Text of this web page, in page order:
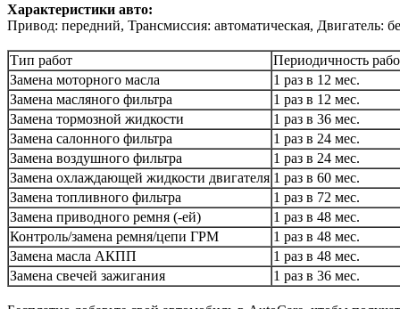
Характеристики авто:
Привод: передний, Трансмиссия: автоматическая, Двигатель:
Тип работ
Периодичность
Замена моторного масла
1 раз в 12 мес.
Замена масляного фильтра
1 раз в 12 мес.
Замена тормозной жидкости
1 раз в 36 мес.
Замена салонного фильтра
1 раз в 24 мес.
Замена воздушного фильтра
1 раз в 24 мес.
Замена охлаждающей жидкости двигателя 1 раз в 60 мес.
Замена топливного фильтра
1 раз в 72 мес.
Замена приводного ремня (-ей)
1 раз в 48 мес.
Контроль/замена ремня/цепи ГРМ
1 раз в 48 мес.
Замена масла АКПП
1 раз в 48 мес.
Замена свечей зажигания
1 раз в 36 мес.